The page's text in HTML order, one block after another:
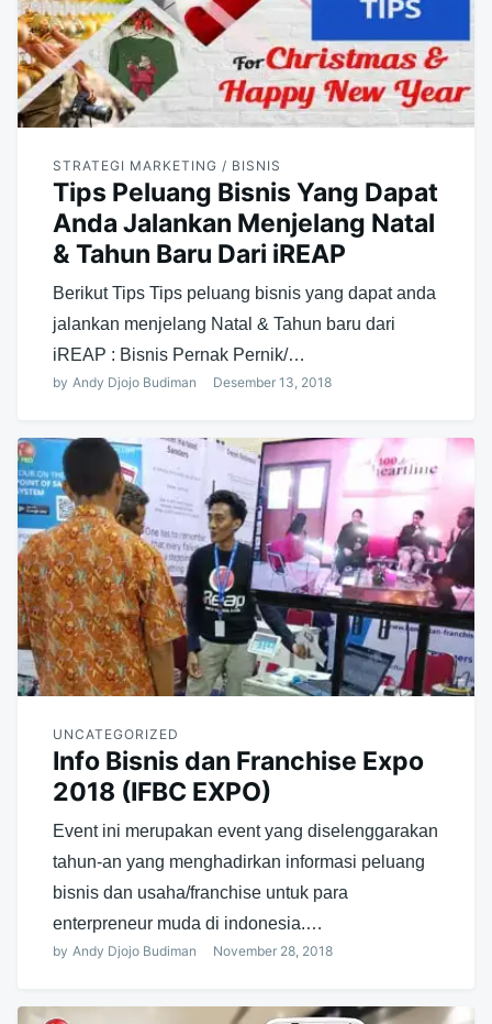
STRATEGI MARKETING / BISNIS
Tips Peluang Bisnis Yang Dapat
Anda Jalankan Menjelang Natal
& Tahun Baru Dari iREAP
Berikut Tips Tips peluang bisnis yang dapat anda
jalankan menjelang Natal & Tahun baru dari
iREAP : Bisnis Pernak Pernik/…
by Andy Djojo Budiman Desember 13, 2018
UNCATEGORIZED
Info Bisnis dan Franchise Expo
2018 (IFBC EXPO)
Event ini merupakan event yang diselenggarakan
tahun-an yang menghadirkan informasi peluang
bisnis dan usaha/franchise untuk para
enterpreneur muda di indonesia.…
by Andy Djojo Budiman November 28, 2018